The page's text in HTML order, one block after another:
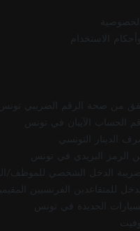
الاستخدام
من صحة الرقم الضريبي تونس
الحساب الآيبان في تونس
الدينار التونسي
الرمز البريدي في تونس
الدخل الشخصي للموظف/
للمتقاعدين الفرنسيين
الجديدة في تونس